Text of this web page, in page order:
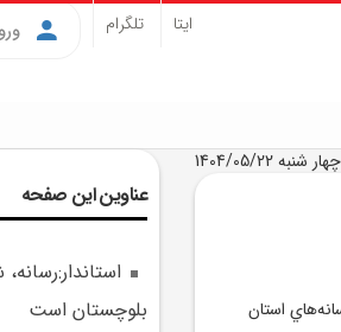
ایتا تلگرام
چهار شنبه 1404/05/22
عناوین این صفحه
بلوچستان است